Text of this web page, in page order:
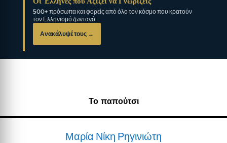
500+ πρόσωπα και φορείς από όλο τον κόσμο που κρατούν
τον Ελληνισμό ζωντανό
Ανακάλυψέ τους →
Το παπούτσι
Μαρία Νίκη Ρηγινιώτη